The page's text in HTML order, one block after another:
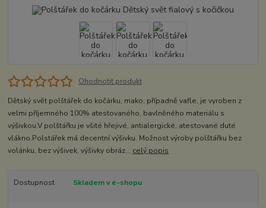
Ohodnotit produkt
Dětský svět polštářek do kočárku, mako, případně vafle, je vyroben z
velmi příjemného 100% atestovaného, bavlněného materiálu s
výšivkou.V polštářku je všité hřejivé, antialergické, atestované duté
vlákno.Polstářek má decentní výšivku. Možnost výroby polštářku bez
volánku, bez výšivek, výšivky obráz... celý popis
Dostupnost Skladem v e-shopu